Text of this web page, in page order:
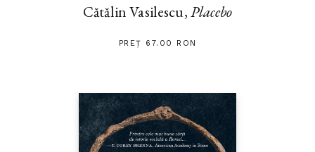
Cătălin Vasilescu,Placebo
PREȚ 67.00 RON